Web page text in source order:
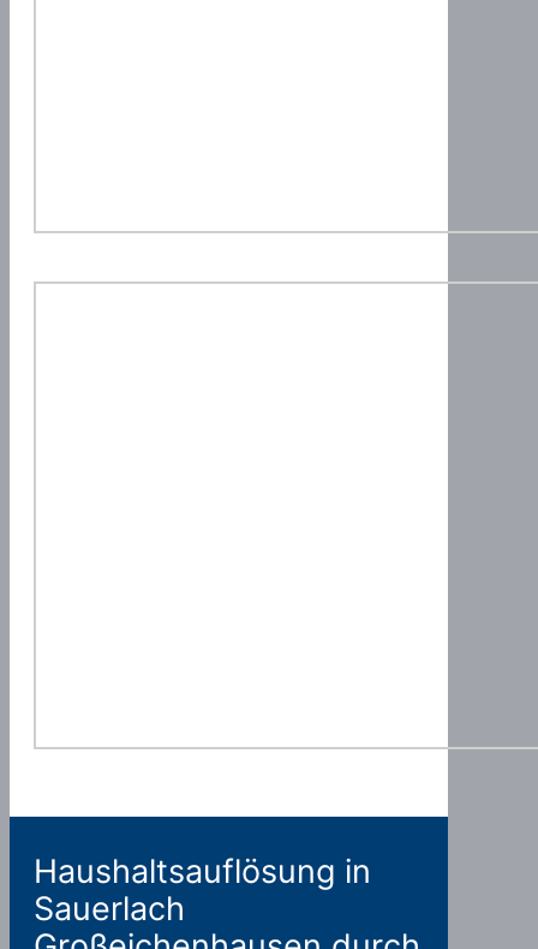
Haushaltsauflösung in
Sauerlach